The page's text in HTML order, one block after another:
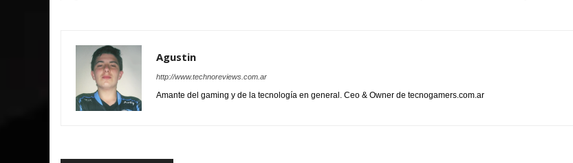
Agustin
http://www.technoreviews.com.ar
Amante del gaming y de la tecnología en general. Ceo & Owner de tecnogamers.com.ar